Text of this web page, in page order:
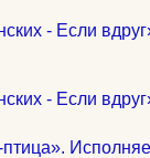
- Если
- Если